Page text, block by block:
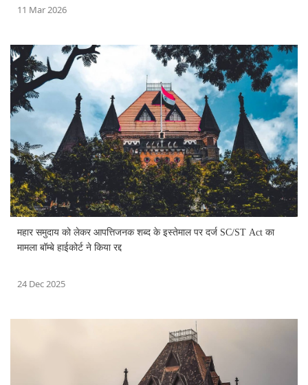
11 Mar 2026
महार समुदाय को लेकर आपत्तिजनक शब्द के इस्तेमाल पर दर्ज SC/ST Act का
मामला बॉम्बे हाईकोर्ट ने किया रद्द
24 Dec 2025